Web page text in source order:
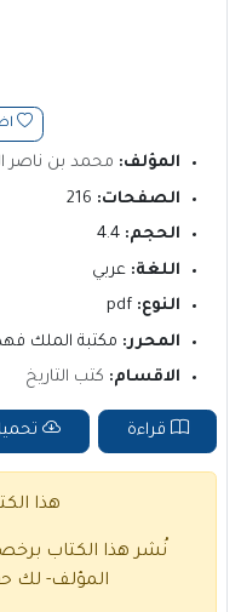
المؤلف: محمد بن ناصر
الصفحات:
الحجم:
اللغة: عربي
النوع:
المحرر: مكتبة الملك
الاقسام: كتب التاريخ
قراءة
هذا
نُشر هذا الكتاب
المؤلف- لك